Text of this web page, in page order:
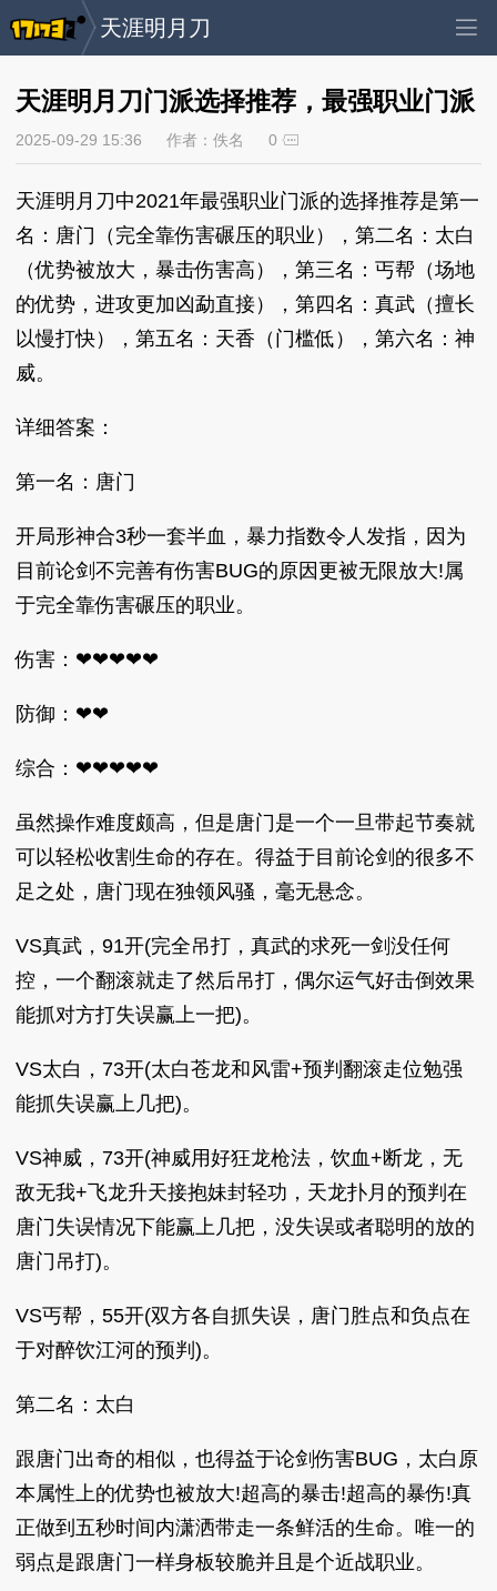
天涯明月刀
天涯明月刀门派选择推荐，最强职业门派
2025-09-29 15:36 作者：佚名 0
天涯明月刀中2021年最强职业门派的选择推荐是第一
名：唐门（完全靠伤害碾压的职业），第二名：太白
（优势被放大，暴击伤害高），第三名：丐帮（场地
的优势，进攻更加凶勐直接），第四名：真武（擅长
以慢打快），第五名：天香（门槛低），第六名：神
威。
详细答案：
第一名：唐门
开局形神合3秒一套半血，暴力指数令人发指，因为
目前论剑不完善有伤害BUG的原因更被无限放大!属
于完全靠伤害碾压的职业。
伤害：❤❤❤❤❤
防御：❤❤
综合：❤❤❤❤❤
虽然操作难度颇高，但是唐门是一个一旦带起节奏就
可以轻松收割生命的存在。得益于目前论剑的很多不
足之处，唐门现在独领风骚，毫无悬念。
VS真武，91开(完全吊打，真武的求死一剑没任何
控，一个翻滚就走了然后吊打，偶尔运气好击倒效果
能抓对方打失误赢上一把)。
VS太白，73开(太白苍龙和风雷+预判翻滚走位勉强
能抓失误赢上几把)。
VS神威，73开(神威用好狂龙枪法，饮血+断龙，无
敌无我+飞龙升天接抱妹封轻功，天龙扑月的预判在
唐门失误情况下能赢上几把，没失误或者聪明的放的
唐门吊打)。
VS丐帮，55开(双方各自抓失误，唐门胜点和负点在
于对醉饮江河的预判)。
第二名：太白
跟唐门出奇的相似，也得益于论剑伤害BUG，太白原
本属性上的优势也被放大!超高的暴击!超高的暴伤!真
正做到五秒时间内潇洒带走一条鲜活的生命。唯一的
弱点是跟唐门一样身板较脆并且是个近战职业。